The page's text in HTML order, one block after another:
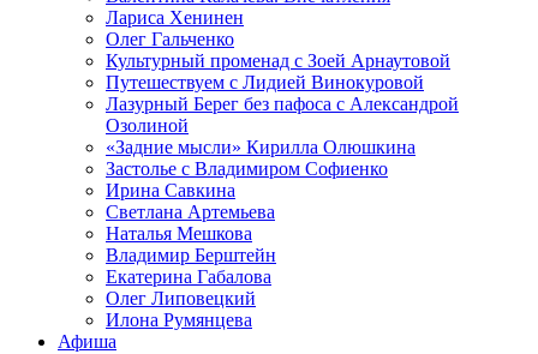
Лариса Хенинен
Олег Гальченко
Культурный променад с Зоей Арнаутовой
Путешествуем с Лидией Винокуровой
Лазурный Берег без пафоса с Александрой
Озолиной
«Задние мысли» Кирилла Олюшкина
Застолье с Владимиром Софиенко
Ирина Савкина
Светлана Артемьева
Наталья Мешкова
Владимир Берштейн
Екатерина Габалова
Олег Липовецкий
Илона Румянцева
Афиша